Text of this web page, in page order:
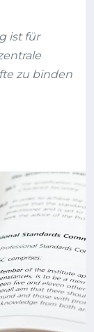
ist für
zu binden